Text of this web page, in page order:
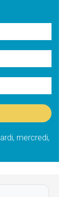
mercredi,